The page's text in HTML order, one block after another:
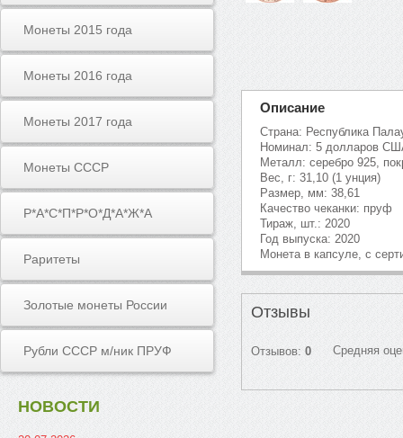
Монеты 2015 года
Монеты 2016 года
Монеты 2017 года
Монеты СССР
Р*А*С*П*Р*О*Д*А*Ж*А
Раритеты
Золотые монеты России
Рубли СССР м/ник ПРУФ
НОВОСТИ
Описание
Страна: Республика
Номинал: 5 долларов
Металл: серебро 925,
Вес, г: 31,10 (1 унция)
Размер, мм: 38,61
Качество чеканки: пруф
Тираж, шт.: 2020
Год выпуска: 2020
Монета в капсуле, с
Отзывы
Отзывов: 0 Средняя